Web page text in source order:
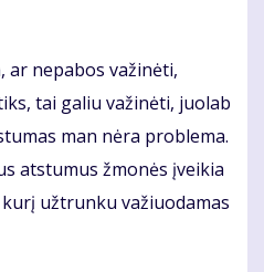
ar nepabos važinėti,
tai galiu važinėti, juolab
man nėra problema.
atstumus žmonės įveikia
užtrunku važiuodamas